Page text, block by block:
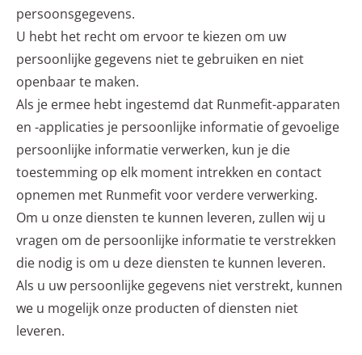
persoonsgegevens.
U hebt het recht om ervoor te kiezen om uw
persoonlijke gegevens niet te gebruiken en niet
openbaar te maken.
Als je ermee hebt ingestemd dat Runmefit-apparaten
en -applicaties je persoonlijke informatie of gevoelige
persoonlijke informatie verwerken, kun je die
toestemming op elk moment intrekken en contact
opnemen met Runmefit voor verdere verwerking.
Om u onze diensten te kunnen leveren, zullen wij u
vragen om de persoonlijke informatie te verstrekken
die nodig is om u deze diensten te kunnen leveren.
Als u uw persoonlijke gegevens niet verstrekt, kunnen
we u mogelijk onze producten of diensten niet
leveren.